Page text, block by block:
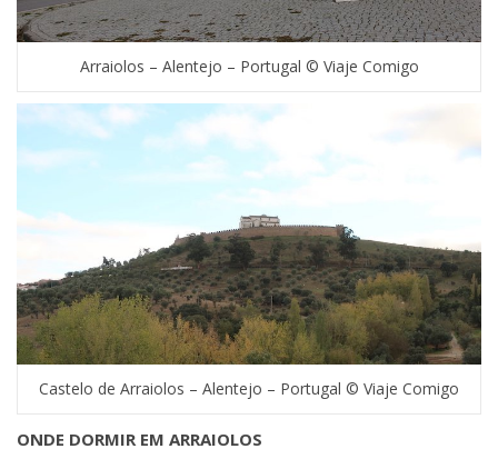
Arraiolos – Alentejo – Portugal © Viaje Comigo
Castelo de Arraiolos – Alentejo – Portugal © Viaje Comigo
ONDE DORMIR EM ARRAIOLOS